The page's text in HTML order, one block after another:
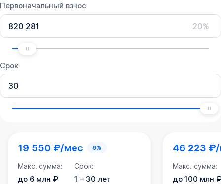
Первоначальный взнос
20%
Срок
19 550 ₽/мес 6%
Макс. сумма:
до 6 млн ₽
Срок:
1 – 30 лет
46 223
Макс. сумма:
до 100 млн ₽